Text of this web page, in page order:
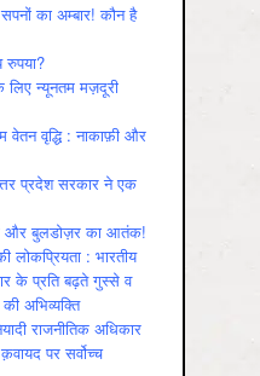
का अम्बार! कौन है
रुपया?
लिए न्यूनतम मज़दूरी
वेतन वृद्धि : नाकाफ़ी और
प्रदेश सरकार ने एक
और बुलडोज़र का आतंक!
लोकप्रियता : भारतीय
के प्रति बढ़ते गुस्‍से व
अभिव्‍यक्ति
राजनीतिक अधिकार
पर सर्वोच्च